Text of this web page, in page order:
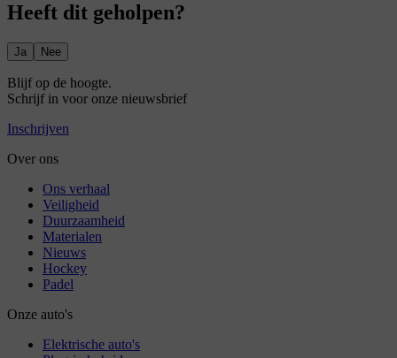
Heeft dit geholpen?
Ja Nee